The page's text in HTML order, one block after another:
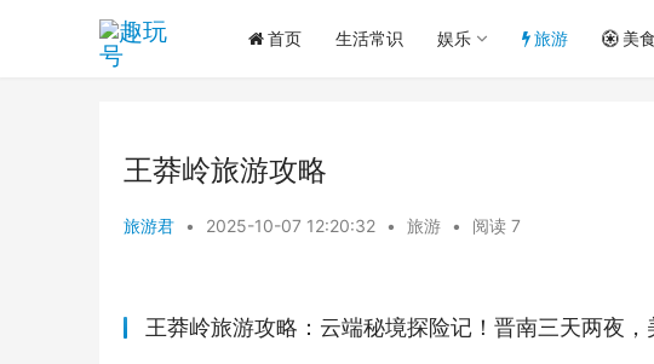
首页 生活常识 娱乐 旅游 美食
王莽岭旅游攻略
旅游君 • 2025-10-07 12:20:32 • 旅游 • 阅读 7
王莽岭旅游攻略：云端秘境探险记！晋南三天两夜，